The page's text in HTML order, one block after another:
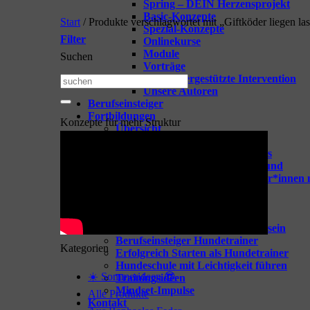
Spring – DEIN Herzensprojekt
Basic-Konzepte
Spezial-Konzepte
Onlinekurse
Module
Vorträge
TGI – Tiergestützte Intervention
Unsere Autoren
Berufseinsteiger
Fortbildungen
Übersicht
Webinare für dein Business
Webinare rund um den Hund
Coaching für Hundetrainer*innen
Vorbereitung aufs Hundetrainersein
Berufseinsteiger Hundetrainer
Erfolgreich Starten als Hundetrainer
Hundeschule mit Leichtigkeit führen
Trainingsideen
Mindset-Impulse
Kontakt
Start / Produkte verschlagwortet mit „Giftköder liegen
Filter
Suchen
Suchen
nach:
Konzepte für mehr Struktur
Kategorien
☀️ Sommerideen 😎
Alle Produkte